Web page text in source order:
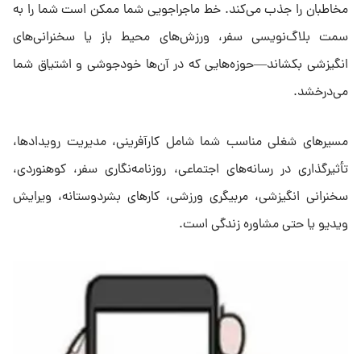
مخاطبان را جذب می‌کند. خط ماجراجویی شما ممکن است شما را به
سمت بلاگ‌نویسی سفر، ورزش‌های محیط باز یا سخنرانی‌های
انگیزشی بکشاند—حوزه‌هایی که در آن‌ها خودجوشی و اشتیاق شما
می‌درخشد.
مسیرهای شغلی مناسب شما شامل کارآفرینی، مدیریت رویدادها،
تأثیرگذاری در رسانه‌های اجتماعی، روزنامه‌نگاری سفر، کوهنوردی،
سخنرانی انگیزشی، مربیگری ورزشی، کارهای بشردوستانه، ویرایش
ویدیو یا حتی مشاوره زندگی است.